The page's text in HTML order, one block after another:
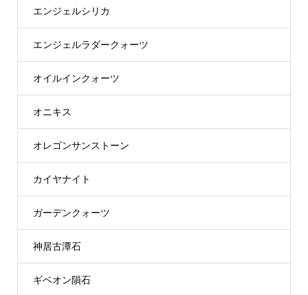
エンジェルシリカ
エンジェルラダークォーツ
オイルインクォーツ
オニキス
オレゴンサンストーン
カイヤナイト
ガーデンクォーツ
神居古潭石
ギベオン隕石